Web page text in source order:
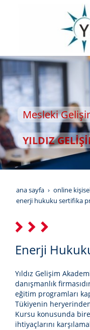
Gelişim
GELİŞİM
ana sayfa
online
enerji hukuku sertifika
Enerji
Yıldız Gelişim
danışmanlık
eğitim programları
Tükiyenin
Kursu konusunda
ihtiyaçlarını